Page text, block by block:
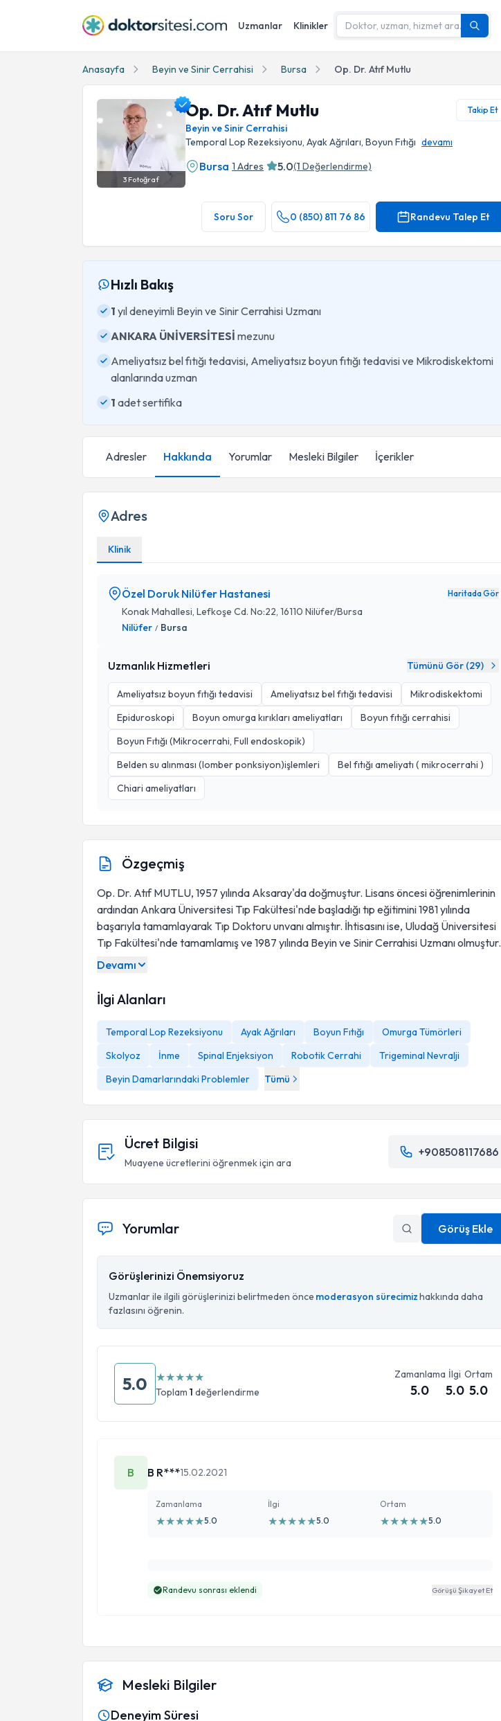
Uzmanlar Klinikler
Anasayfa Beyin ve Sinir Cerrahisi Bursa Op. Dr. Atıf Mutlu
3 Fotoğraf
Op. Dr. Atıf Mutlu Takip Et
Beyin ve Sinir Cerrahisi
Temporal Lop Rezeksiyonu, Ayak Ağrıları, Boyun Fıtığı devamı
Bursa 1 Adres 5.0(1 Değerlendirme)
Soru Sor 0 (850) 811 76 86 Randevu Talep Et
Hızlı Bakış
1 yıl deneyimli Beyin ve Sinir Cerrahisi Uzmanı
ANKARA ÜNİVERSİTESİ mezunu
Ameliyatsız bel fıtığı tedavisi, Ameliyatsız boyun fıtığı tedavisi ve Mikrodiskektomi
alanlarında uzman
1 adet sertifika
Adresler Hakkında Yorumlar Mesleki Bilgiler İçerikler
Adres
Klinik
Özel Doruk Nilüfer Hastanesi Haritada Gör
Konak Mahallesi, Lefkoşe Cd. No:22, 16110 Nilüfer/Bursa
Nilüfer / Bursa
Uzmanlık Hizmetleri Tümünü Gör (29)
Ameliyatsız boyun fıtığı tedavisi Ameliyatsız bel fıtığı tedavisi
Mikrodiskektomi
Epiduroskopi
Boyun omurga kırıkları ameliyatları
Boyun fıtığı cerrahisi
Boyun Fıtığı (Mikrocerrahi, Full endoskopik)
Belden su alınması (lomber ponksiyon)işlemleri
Bel fıtığı ameliyatı ( mikrocerrahi )
Chiari ameliyatları
Özgeçmiş
Op. Dr. Atıf MUTLU, 1957 yılında Aksaray'da doğmuştur. Lisans öncesi öğrenimlerinin
ardından Ankara Üniversitesi Tıp Fakültesi'nde başladığı tıp eğitimini 1981 yılında
başarıyla tamamlayarak Tıp Doktoru unvanı almıştır. İhtisasını ise, Uludağ Üniversitesi
Tıp Fakültesi'nde tamamlamış ve 1987 yılında Beyin ve Sinir Cerrahisi Uzmanı olmuştur.
Devamı
İlgi Alanları
Temporal Lop Rezeksiyonu Ayak Ağrıları Boyun Fıtığı
Omurga Tümörleri
Skolyoz
İnme Spinal Enjeksiyon Robotik Cerrahi
Trigeminal Nevralji
Beyin Damarlarındaki Problemler
Tümü
Ücret Bilgisi
Muayene ücretlerini öğrenmek için ara
+908508117686
Yorumlar Görüş Ekle
Görüşlerinizi Önemsiyoruz
Uzmanlar ile ilgili görüşlerinizi belirtmeden önce moderasyon sürecimizhakkında daha
fazlasını öğrenin.
5.0 ★★★★★
Toplam 1 değerlendirme
Zamanlama
5.0
İlgi
5.0
Ortam
5.0
B B R***15.02.2021
Zamanlama
★★★★★5.0
İlgi
★★★★★5.0
Ortam
★★★★★5.0
Randevu sonrası eklendi Görüşü Şikayet Et
Mesleki Bilgiler
Deneyim Süresi